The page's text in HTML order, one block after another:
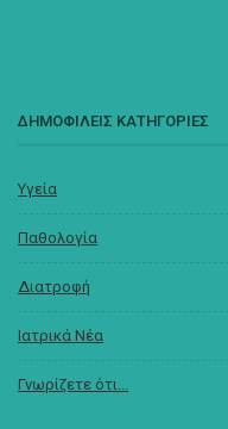
ΔΗΜΟΦΙΛΕΙΣ ΚΑΤΗΓΟΡΙΕΣ
Υγεία
Παθολογία
Διατροφή
Ιατρικά Νέα
Γνωρίζετε ότι...